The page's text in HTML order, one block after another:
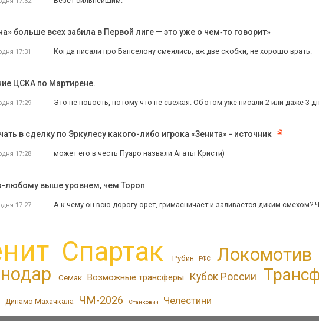
больше всех забила в Первой лиге — это уже о чем‑то говорит»
17:31 Когда писали про Бапселону смеялись, аж две скобки, не хорошо врать.
ЦСКА по Мартирене.
17:29 Это не новость, потому что не свежая. Об этом уже писали 2 или даже 3
в сделку по Эркулесу какого-либо игрока «Зенита» - источник
17:28 может его в честь Пуаро назвали Агаты Кристи)
любому выше уровнем, чем Тороп
17:27 А к чему он всю дорогу орёт, гримасничает и заливается диким смехом?
Спартак Рубин РФС Локомотив
Семак Возможные трансферы Кубок России
Динамо Махачкала ЧМ-2026 Станкович Челестини